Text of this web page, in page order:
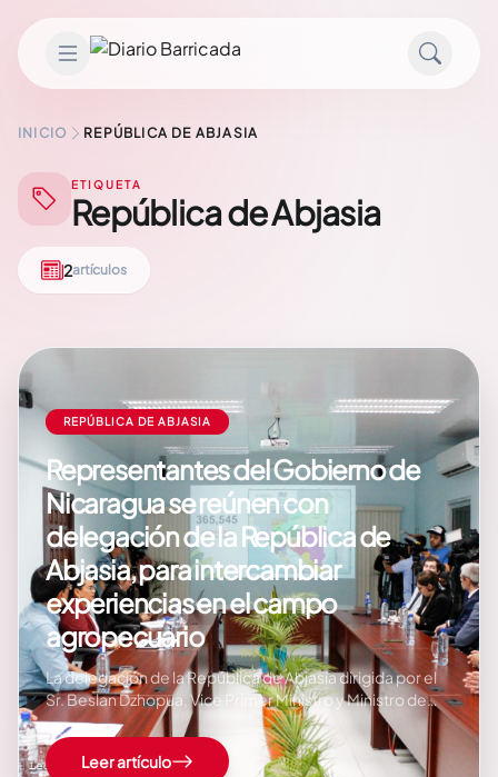
INICIO REPÚBLICA DE ABJASIA
ETIQUETA
República de Abjasia
2artículos
REPÚBLICA DE ABJASIA
Representantes del Gobierno de
Nicaragua se reúnen con
delegación de la República de
Abjasia, para intercambiar
experiencias en el campo
agropecuario
La delegación de la República de Abjasia dirigida por el
Sr. Beslan Dzhopua, Vice Primer Ministro y Ministro de
Agricultura; e Iraklii Tuzhba, Viceministro de Relaciones
Exteriores, se reunió con una representación del
Gobierno de Nicaragua, encabezada por el compañero
Leer artículo